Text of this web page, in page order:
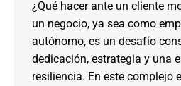
¿Qué hacer ante un cliente
un negocio, ya sea como
autónomo, es un desafío
dedicación, estrategia y una
resiliencia. En este complejo